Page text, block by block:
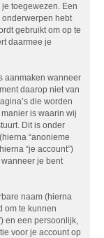
toegewezen. Een
hebt
gebruikt om op te
daarmee je
aanmaken wanneer
daarop niet van
die worden
is waarin wij
Dit is onder
“anonieme
“je account”)
je bent
naam (hierna
om te kunnen
en een persoonlijk,
voor je account op